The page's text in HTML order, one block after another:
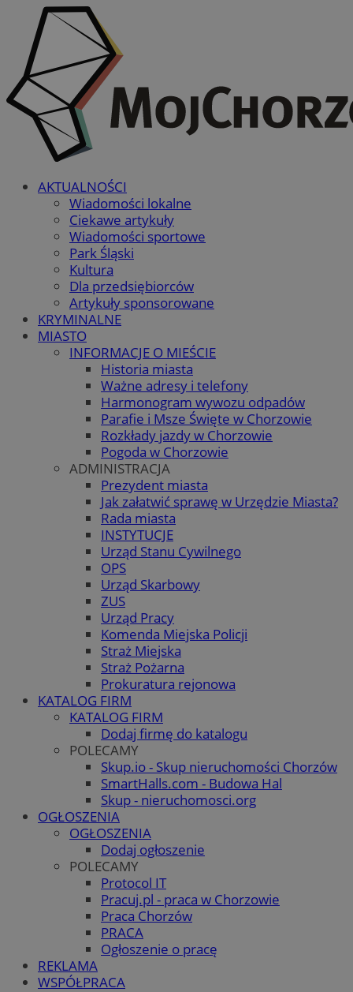
AKTUALNOŚCI
Wiadomości lokalne
Ciekawe artykuły
Wiadomości sportowe
Park Śląski
Kultura
Dla przedsiębiorców
Artykuły sponsorowane
KRYMINALNE
MIASTO
INFORMACJE O MIEŚCIE
Historia miasta
Ważne adresy i telefony
Harmonogram wywozu odpadów
Parafie i Msze Święte w Chorzowie
Rozkłady jazdy w Chorzowie
Pogoda w Chorzowie
ADMINISTRACJA
Prezydent miasta
Jak załatwić sprawę w Urzędzie Miasta?
Rada miasta
INSTYTUCJE
Urząd Stanu Cywilnego
OPS
Urząd Skarbowy
ZUS
Urząd Pracy
Komenda Miejska Policji
Straż Miejska
Straż Pożarna
Prokuratura rejonowa
KATALOG FIRM
KATALOG FIRM
Dodaj firmę do katalogu
POLECAMY
Skup.io - Skup nieruchomości Chorzów
SmartHalls.com - Budowa Hal
Skup - nieruchomosci.org
OGŁOSZENIA
OGŁOSZENIA
Dodaj ogłoszenie
POLECAMY
Protocol IT
Pracuj.pl - praca w Chorzowie
Praca Chorzów
PRACA
Ogłoszenie o pracę
REKLAMA
WSPÓŁPRACA